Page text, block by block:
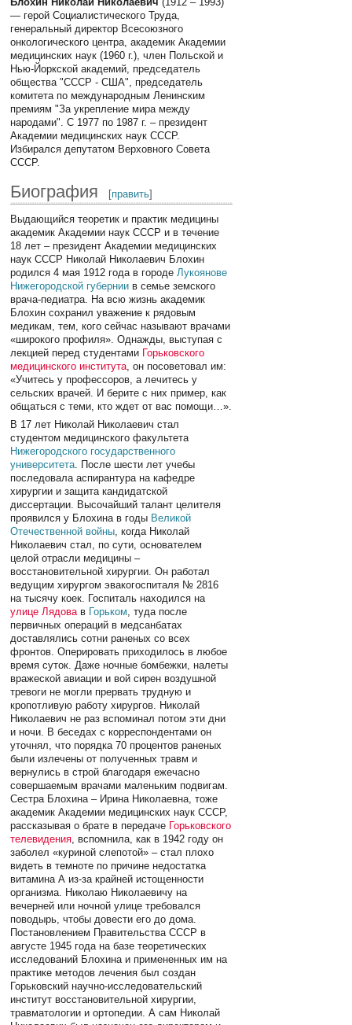
— герой Социалистического Труда,
генеральный директор Всесоюзного
онкологического центра, академик Академии
медицинских наук (1960 г.), член Польской и
Нью-Йоркской академий, председатель
общества "СССР - США", председатель
комитета по международным Ленинским
премиям "За укрепление мира между
народами". С 1977 по 1987 г. – президент
Академии медицинских наук СССР.
Избирался депутатом Верховного Совета
СССР.
Биография [править]
Выдающийся теоретик и практик медицины
академик Академии наук СССР и в течение
18 лет – президент Академии медицинских
наук СССР Николай Николаевич Блохин
родился 4 мая 1912 года в городе Лукоянове
Нижегородской губернии в семье земского
врача-педиатра. На всю жизнь академик
Блохин сохранил уважение к рядовым
медикам, тем, кого сейчас называют врачами
«широкого профиля». Однажды, выступая с
лекцией перед студентами Горьковского
медицинского института , он посоветовал им:
«Учитесь у профессоров, а лечитесь у
сельских врачей. И берите с них пример, как
общаться с теми, кто ждет от вас помощи…».
В 17 лет Николай Николаевич стал
студентом медицинского факультета
Нижегородского государственного
университета. После шести лет учебы
последовала аспирантура на кафедре
хирургии и защита кандидатской
диссертации. Высочайший талант целителя
проявился у Блохина в годы Великой
Отечественной войны, когда Николай
Николаевич стал, по сути, основателем
целой отрасли медицины –
восстановительной хирургии. Он работал
ведущим хирургом эвакогоспиталя № 2816
на тысячу коек. Госпиталь находился на
улице Лядовав Горьком, туда после
первичных операций в медсанбатах
доставлялись сотни раненых со всех
фронтов. Оперировать приходилось в любое
время суток. Даже ночные бомбежки, налеты
вражеской авиации и вой сирен воздушной
тревоги не могли прервать трудную и
кропотливую работу хирургов. Николай
Николаевич не раз вспоминал потом эти дни
и ночи. В беседах с корреспондентами он
уточнял, что порядка 70 процентов раненых
были излечены от полученных травм и
вернулись в строй благодаря ежечасно
совершаемым врачами маленьким подвигам.
Сестра Блохина – Ирина Николаевна, тоже
академик Академии медицинских наук СССР,
рассказывая о брате в передаче Горьковского
телевидения, вспомнила, как в 1942 году он
заболел «куриной слепотой» – стал плохо
видеть в темноте по причине недостатка
витамина А из-за крайней истощенности
организма. Николаю Николаевичу на
вечерней или ночной улице требовался
поводырь, чтобы довести его до дома.
Постановлением Правительства СССР в
августе 1945 года на базе теоретических
исследований Блохина и примененных им на
практике методов лечения был создан
Горьковский научно-исследовательский
институт восстановительной хирургии,
травматологии и ортопедии. А сам Николай